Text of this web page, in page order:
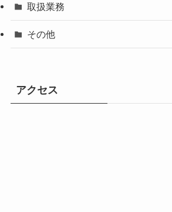
取扱業務
その他
アクセス